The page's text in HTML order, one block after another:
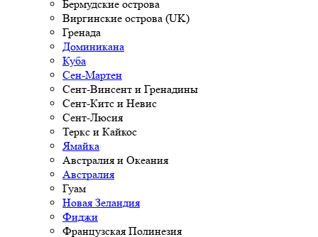
Бермудские острова
Виргинские острова (UK)
Гренада
Доминикана
Куба
Сен-Мартен
Сент-Винсент и Гренадины
Сент-Китс и Невис
Сент-Люсия
Теркс и Кайкос
Ямайка
Австралия и Океания
Австралия
Гуам
Новая Зеландия
Фиджи
Французская Полинезия